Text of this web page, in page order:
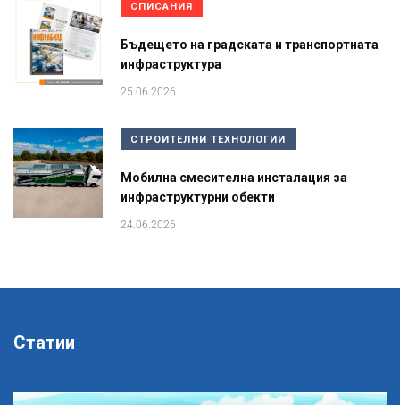
СПИСАНИЯ
Бъдещето на градската и транспортната
инфраструктура
25.06.2026
СТРОИТЕЛНИ ТЕХНОЛОГИИ
Мобилна смесителна инсталация за
инфраструктурни обекти
24.06.2026
Статии